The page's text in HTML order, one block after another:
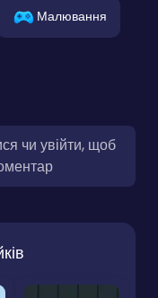
Малювання
чи увійти, щоб